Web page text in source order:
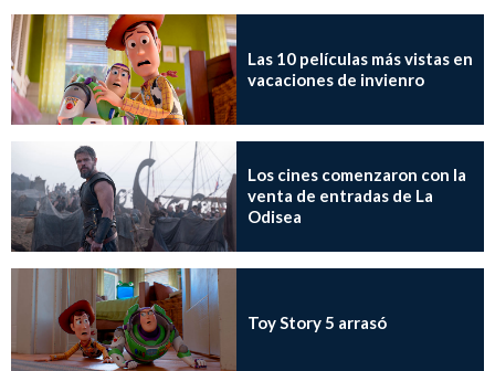
Las 10 películas más vistas en
vacaciones de invienro
Los cines comenzaron con la
venta de entradas de La
Odisea
Toy Story 5 arrasó